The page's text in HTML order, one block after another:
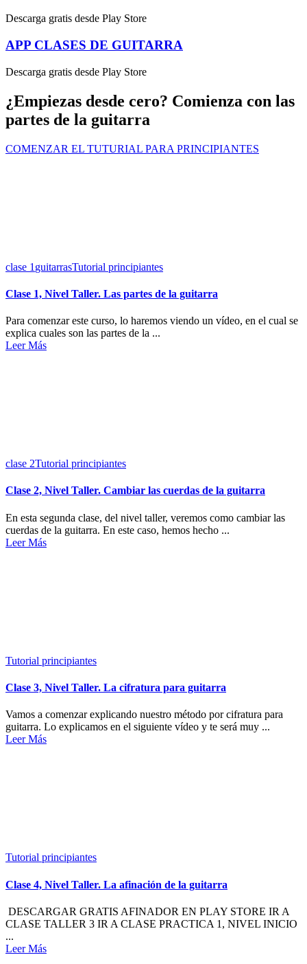
Descarga gratis desde Play Store
APP CLASES DE GUITARRA
Descarga gratis desde Play Store
¿Empiezas desde cero? Comienza con las
partes de la guitarra
COMENZAR EL TUTURIAL PARA PRINCIPIANTES
clase 1 guitarrasTutorial principiantes
Clase 1, Nivel Taller. Las partes de la guitarra
Para comenzar este curso, lo haremos viendo un vídeo, en el cual se
explica cuales son las partes de la ...
Leer Más
clase 2Tutorial principiantes
Clase 2, Nivel Taller. Cambiar las cuerdas de la guitarra
En esta segunda clase, del nivel taller, veremos como cambiar las
cuerdas de la guitarra. En este caso, hemos hecho ...
Leer Más
Tutorial principiantes
Clase 3, Nivel Taller. La cifratura para guitarra
Vamos a comenzar explicando nuestro método por cifratura para
guitarra. Lo explicamos en el siguiente vídeo y te será muy ...
Leer Más
Tutorial principiantes
Clase 4, Nivel Taller. La afinación de la guitarra
DESCARGAR GRATIS AFINADOR EN PLAY STORE IR A
CLASE TALLER 3 IR A CLASE PRACTICA 1, NIVEL INICIO
...
Leer Más